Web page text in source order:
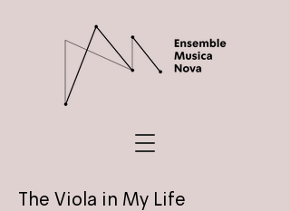
The Viola in My Life